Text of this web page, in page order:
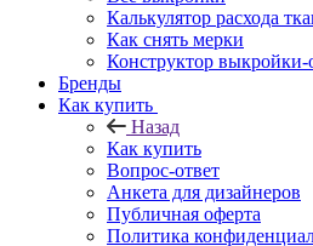
Калькулятор расхода
Как снять мерки
Конструктор
Бренды
Как купить
Назад
Как купить
Вопрос-ответ
Анкета для дизайнеров
Публичная оферта
Политика